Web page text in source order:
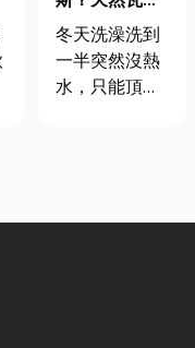
是什麼、費用
怎麼算？家庭
能源選擇與配
冬天洗澡洗到
一半突然沒熱
水，只能頂著
共同噩夢。隨